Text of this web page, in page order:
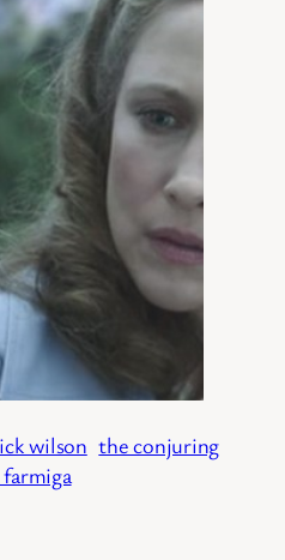
wilson the conjuring